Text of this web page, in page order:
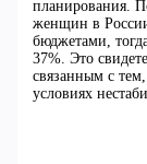
планирования.
женщин в
бюджетами,
37%. Это
связанным с
условиях